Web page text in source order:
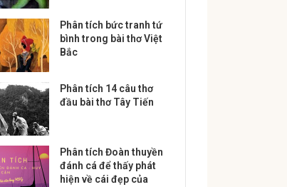
Phân tích bức tranh tứ
bình trong bài thơ Việt
Bắc
Phân tích 14 câu thơ
đầu bài thơ Tây Tiến
Phân tích Đoàn thuyền
đánh cá để thấy phát
hiện về cái đẹp của